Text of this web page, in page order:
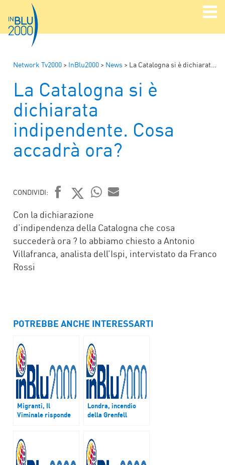
Network Tv2000 > InBlu2000 > News > La Catalogna si è dichiarata indipendente. Cosa accadrà ora?
La Catalogna si è
dichiarata
indipendente. Cosa
accadrà ora?
CONDIVIDI:
FACEBOOK
TWITTER
WHATSAPP
Con la dichiarazione
d’indipendenza della Catalogna che cosa
succederà ora ? lo abbiamo chiesto a Antonio
Villafranca, analista dell’Ispi, intervistato da Franco
Rossi
POTREBBE ANCHE INTERESSARTI
Migranti, Il
Viminale risponde
la sua parte
Londra, incendio
della Grenfell
vittime